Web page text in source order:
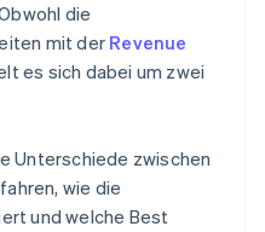
die
mit derRevenue
es sich dabei um zwei
Unterschiede zwischen
wie die
und welche Best